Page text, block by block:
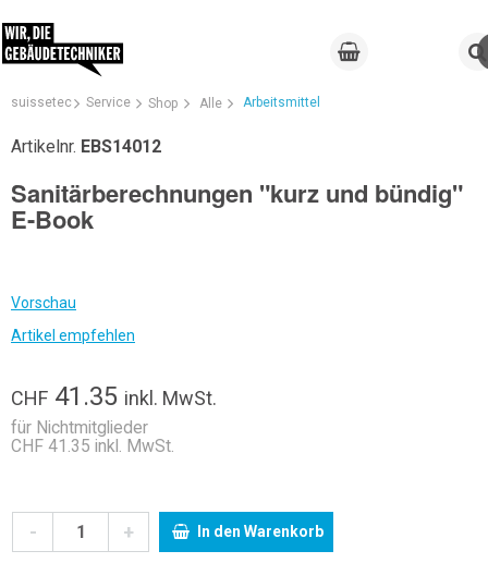
suissetec Service Shop Alle Arbeitsmittel
Artikelnr. EBS14012
Sanitärberechnungen "kurz und bündig"
E-Book
Vorschau
Artikel empfehlen
CHF 41.35 inkl. MwSt.
für Nichtmitglieder
CHF 41.35 inkl. MwSt.
- + In den Warenkorb